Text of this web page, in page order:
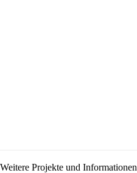
Weitere Projekte und Informationen